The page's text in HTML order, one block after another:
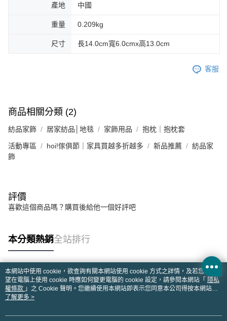
產地 中國
重量 0.209kg
尺寸 長14.0cm寬6.0cmx高13.0cm
客服
商品相關分類 (2)
紡品家飾 居家紡品│地毯 家飾用品 抱枕｜抱枕套
活動專區 hoi!傢俱節｜家具買越多折越多 新品推薦
紡品家
飾
評價
喜歡這個商品嗎？購買後給他一個好評吧
本分類熱銷全站排行
熱門標籤
本網站中使用 cookie，欲查詢有關本網站使用 cookie 方式之詳情，及若您不希
望在電腦上使用 cookie 時應如何變更電腦的 cookie 設定，請參閱本網站「 隱私
權條款 」之 Cookie 聲明。您繼續使用本網站即表示您同意本公司得按本網站使
用條款之 Cookie 聲明使用 cookie。
了解更多 >